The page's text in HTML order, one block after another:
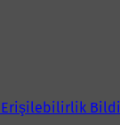
Erişilebilirlik